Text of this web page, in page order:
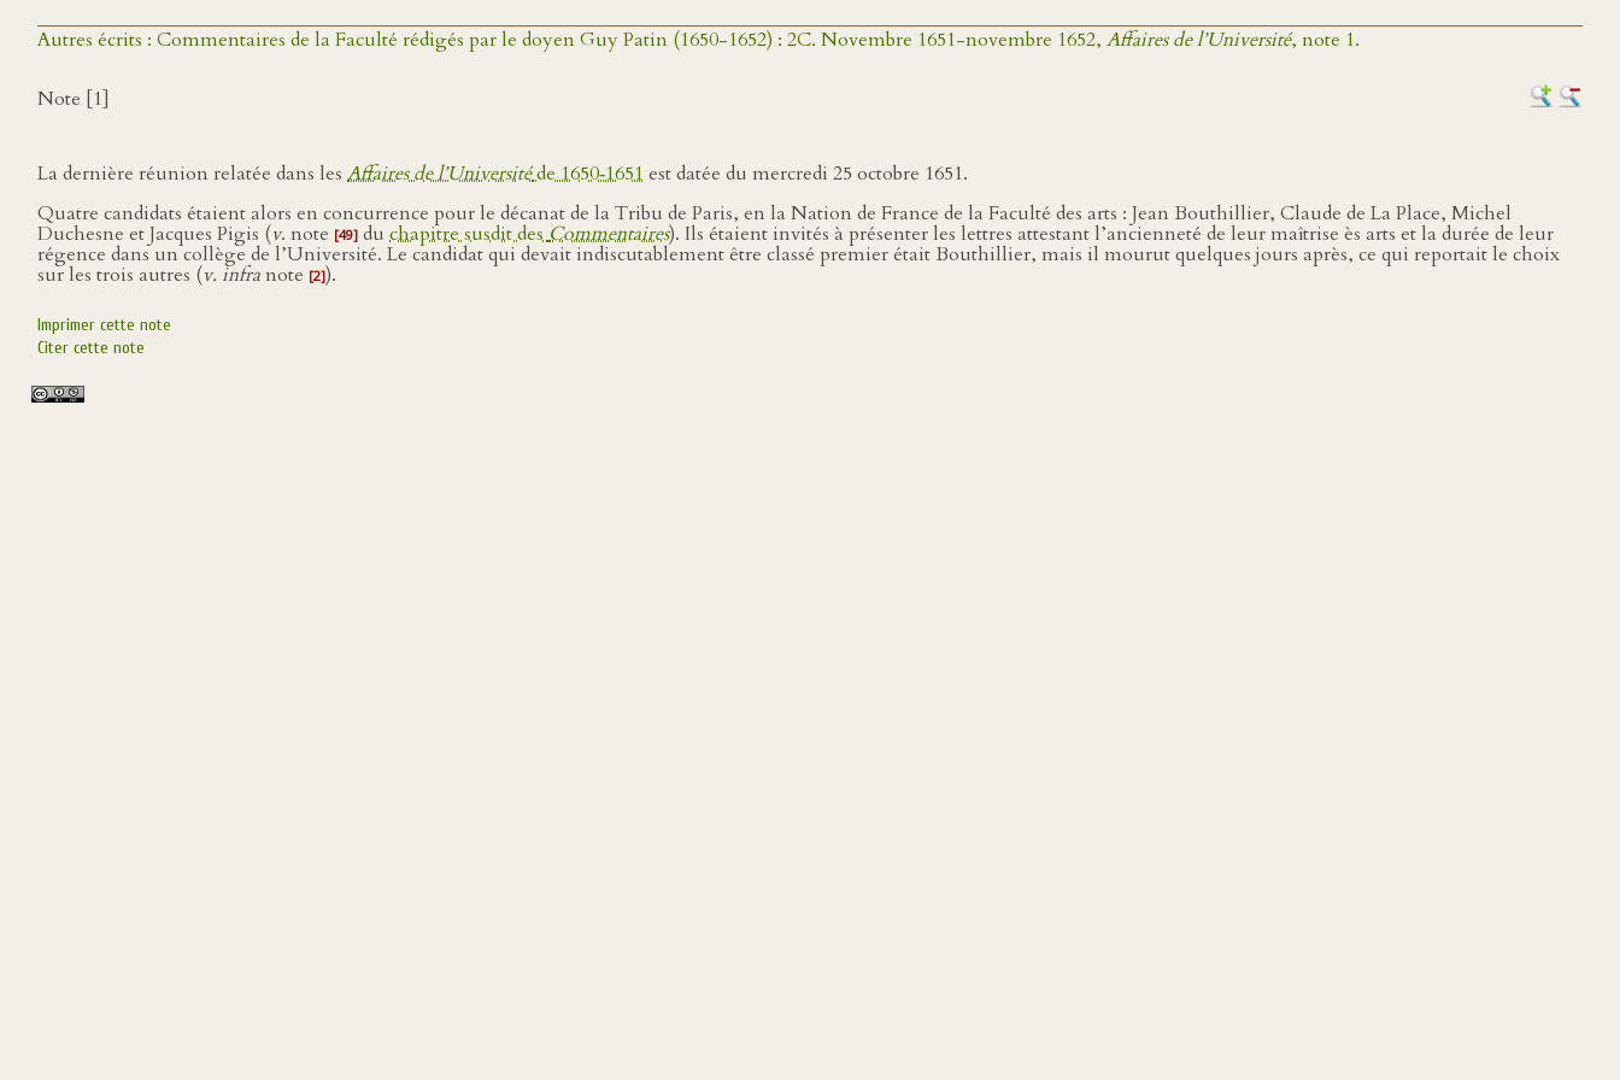
Autres écrits : Commentaires de la Faculté rédigés par le doyen Guy Patin (1650-1652) : 2C. Novembre 1651-novembre 1652, Affaires de l’Université, note 1.
Note [1]
La dernière réunion relatée dans les Affaires de l’Universitéde 1650‑1651 est datée du mercredi 25 octobre 1651.
Quatre candidats étaient alors en concurrence pour le décanat de la Tribu de Paris, en la Nation de France de la Faculté des arts : Jean Bouthillier, Claude de La Place, Michel
Duchesne et Jacques Pigis (v. note [49] du chapitre susdit desCommentaires). Ils étaient invités à présenter les lettres attestant l’ancienneté de leur maîtrise ès arts et la durée de leur
régence dans un collège de l’Université. Le candidat qui devait indiscutablement être classé premier était Bouthillier, mais il mourut quelques jours après, ce qui reportait le choix
sur les trois autres (v. infra note [2]).
Imprimer cette note
Citer cette note